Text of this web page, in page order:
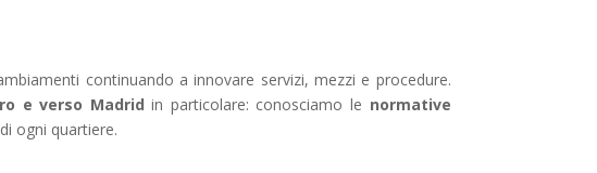
continuando a innovare servizi, mezzi e procedure.
e verso Madrid in particolare: conosciamo le normative
ogni quartiere.